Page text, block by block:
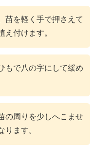
苗を軽く手で押さえて
え付けます。
もで八の字にして緩め
の周りを少しへこませ
ります。